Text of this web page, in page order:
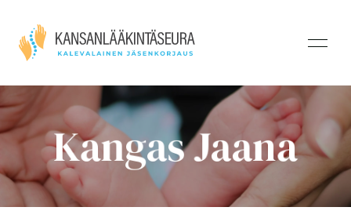
Kangas Jaana